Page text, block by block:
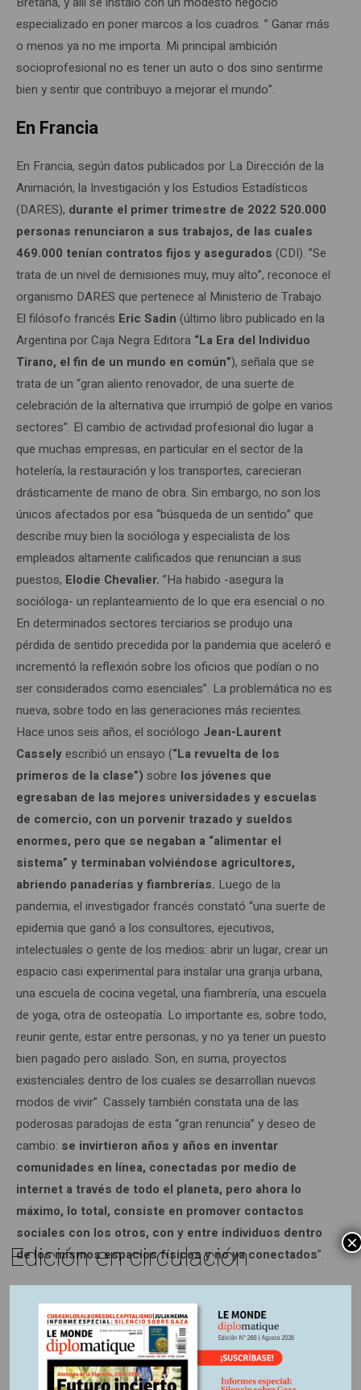
especializado en poner marcos a los cuadros. ” Ganar más
o menos ya no me importa. Mi principal ambición
socioprofesional no es tener un auto o dos sino sentirme
bien y sentir que contribuyo a mejorar el mundo”.
En Francia
En Francia, según datos publicados por La Dirección de la
Animación, la Investigación y los Estudios Estadísticos
(DARES), durante el primer trimestre de 2022 520.000
personas renunciaron a sus trabajos, de las cuales
469.000 tenían contratos fijos y asegurados (CDI). ”Se
trata de un nivel de demisiones muy, muy alto”, reconoce el
organismo DARES que pertenece al Ministerio de Trabajo.
El filósofo francés Eric Sadin (último libro publicado en la
Argentina por Caja Negra Editora “La Era del Individuo
Tirano, el fin de un mundo en común”), señala que se
trata de un “gran aliento renovador, de una suerte de
celebración de la alternativa que irrumpió de golpe en varios
sectores”. El cambio de actividad profesional dio lugar a
que muchas empresas, en particular en el sector de la
hotelería, la restauración y los transportes, carecieran
drásticamente de mano de obra. Sin embargo, no son los
únicos afectados por esa “búsqueda de un sentido” que
describe muy bien la socióloga y especialista de los
empleados altamente calificados que renuncian a sus
puestos, Elodie Chevalier. ”Ha habido -asegura la
socióloga- un replanteamiento de lo que era esencial o no.
En determinados sectores terciarios se produjo una
pérdida de sentido precedida por la pandemia que aceleró e
incrementó la reflexión sobre los oficios que podían o no
ser considerados como esenciales”. La problemática no es
nueva, sobre todo en las generaciones más recientes.
Hace unos seis años, el sociólogo Jean-Laurent
Casselyescribió un ensayo (“La revuelta de los
primeros de la clase”) sobre los jóvenes que
egresaban de las mejores universidades y escuelas
de comercio, con un porvenir trazado y sueldos
enormes, pero que se negaban a “alimentar el
sistema” y terminaban volviéndose agricultores,
abriendo panaderías y fiambrerías. Luego de la
pandemia, el investigador francés constató “una suerte de
epidemia que ganó a los consultores, ejecutivos,
intelectuales o gente de los medios: abrir un lugar, crear un
espacio casi experimental para instalar una granja urbana,
una escuela de cocina vegetal, una fiambrería, una escuela
de yoga, otra de osteopatía. Lo importante es, sobre todo,
reunir gente, estar entre personas, y no ya tener un puesto
bien pagado pero aislado. Son, en suma, proyectos
existenciales dentro de los cuales se desarrollan nuevos
modos de vivir”. Cassely también constata una de las
poderosas paradojas de esta “gran renuncia” y deseo de
cambio: se invirtieron años y años en inventar
comunidades en línea, conectadas por medio de
internet a través de todo el planeta, pero ahora lo
máximo, lo total, consiste en promover contactos
sociales con los otros, con y entre individuos dentro
de los mismos espacios físicos y no ya conectados”.
sistema, tomó conciencia de la futilidad de alimentar un
monstruo y decidió optar por su camino y apostó por la
permacultura o una panadería. Es lo mismo. Este
movimiento del Big Quit testimonia de una acelerada
Edición en circulación ×